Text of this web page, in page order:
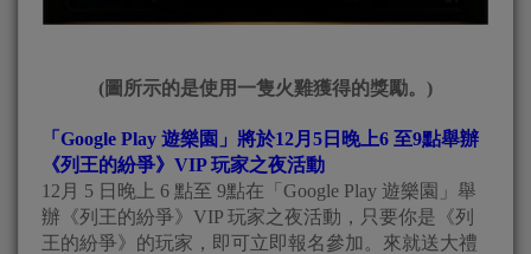
(圖所示的是使用一隻火雞獲得的獎勵。)
「Google Play 遊樂園」將於12月5日晚上6 至9點舉辦
《列王的紛爭》VIP 玩家之夜活動
12月 5 日晚上 6 點至 9點在「Google Play 遊樂園」舉
辦《列王的紛爭》VIP 玩家之夜活動，只要你是《列
王的紛爭》的玩家，即可立即報名參加。來就送大禮